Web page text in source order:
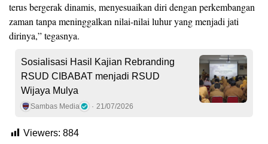
terus bergerak dinamis, menyesuaikan diri dengan perkembangan
zaman tanpa meninggalkan nilai-nilai luhur yang menjadi jati
dirinya,” tegasnya.
Sosialisasi Hasil Kajian Rebranding
RSUD CIBABAT menjadi RSUD
Wijaya Mulya
Sambas Media 21/07/2026
Viewers: 884